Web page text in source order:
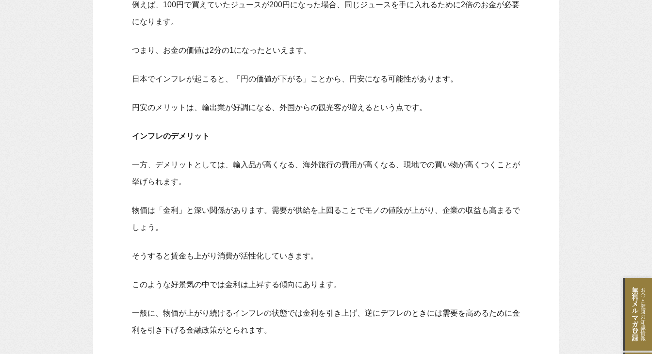
例えば、100円で買えていたジュースが200円になった場合、同じジュースを手に入れるために2倍のお金が必要
になります。
つまり、お金の価値は2分の1になったといえます。
日本でインフレが起こると、「円の価値が下がる」ことから、円安になる可能性があります。
円安のメリットは、輸出業が好調になる、外国からの観光客が増えるという点です。
インフレのデメリット
一方、デメリットとしては、輸入品が高くなる、海外旅行の費用が高くなる、現地での買い物が高くつくことが
挙げられます。
物価は「金利」と深い関係があります。需要が供給を上回ることでモノの値段が上がり、企業の収益も高まるで
しょう。
そうすると賃金も上がり消費が活性化していきます。
このような好景気の中では金利は上昇する傾向にあります。
一般に、物価が上がり続けるインフレの状態では金利を引き上げ、逆にデフレのときには需要を高めるために金
利を引き下げる金融政策がとられます。 お金と健康の知識情報
無料
メルマガ登録